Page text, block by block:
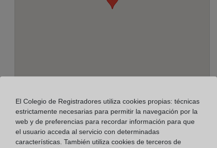
Dirección:
Av.País Valenciano, 31 - escalera 1 - entresuelo
drcha., 3570
El Colegio de Registradores utiliza cookies propias: técnicas
estrictamente necesarias para permitir la navegación por la
web y de preferencias para recordar información para que
el usuario acceda al servicio con determinadas
características. También utiliza cookies de terceros de